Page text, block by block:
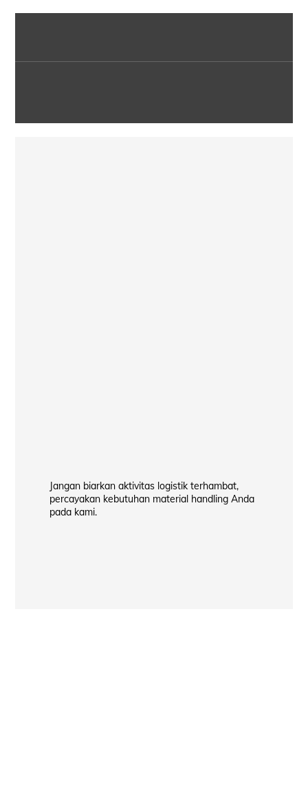
Jangan biarkan aktivitas logistik terhambat,
percayakan kebutuhan material handling Anda
pada kami.